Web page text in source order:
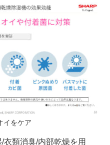
イをケア
類消臭/内部乾燥を用